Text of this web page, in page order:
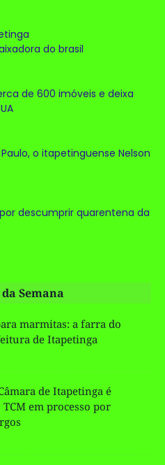
do brasil
de 600 imóveis e deixa
o itapetinguense Nelson
descumprir quarentena da
Semana
marmitas: a farra do
de Itapetinga
de Itapetinga é
em processo por